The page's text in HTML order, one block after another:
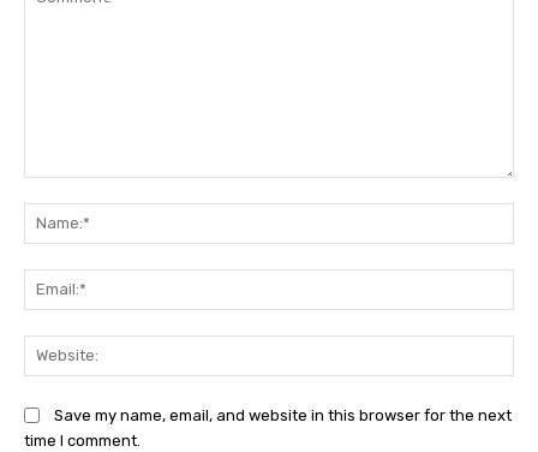
Save my name, email, and website in this browser for the next
time I comment.